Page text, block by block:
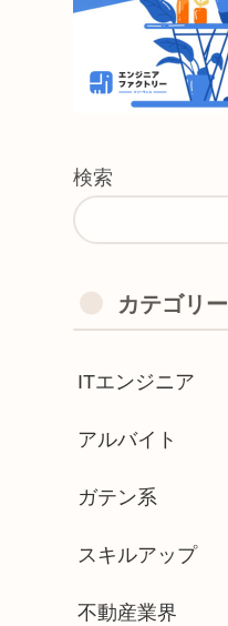
検索
カテゴリー
ITエンジニア
アルバイト
ガテン系
スキルアップ
不動産業界